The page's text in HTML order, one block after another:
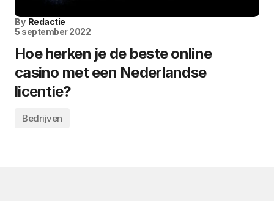
By Redactie
5 september 2022
Hoe herken je de beste online
casino met een Nederlandse
licentie?
Bedrijven